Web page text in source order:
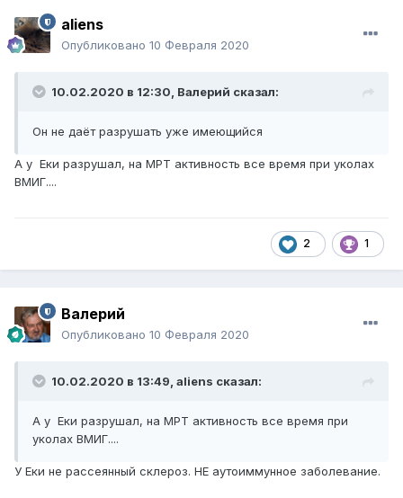
aliens
Опубликовано 10 Февраля 2020
10.02.2020 в 12:30, Валерий сказал:
Он не даёт разрушать уже имеющийся
А у Еки разрушал, на МРТ активность все время при уколах
ВМИГ....
2 1
Валерий
Опубликовано 10 Февраля 2020
10.02.2020 в 13:49, aliens сказал:
А у Еки разрушал, на МРТ активность все время при
уколах ВМИГ....
У Еки не рассеянный склероз. НЕ аутоиммунное заболевание.